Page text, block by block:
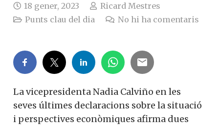
18 gener, 2023
Ricard Mestres
Punts clau del dia
No hi ha comentaris
La vicepresidenta Nadia Calviño en les
seves últimes declaracions sobre la situació
i perspectives econòmiques afirma dues